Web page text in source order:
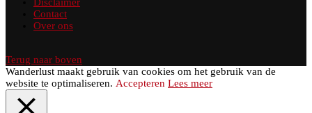
Contact
Over ons
Terug naar boven
Wanderlust maakt gebruik van cookies om het gebruik van de
website te optimaliseren. Accepteren Lees meer